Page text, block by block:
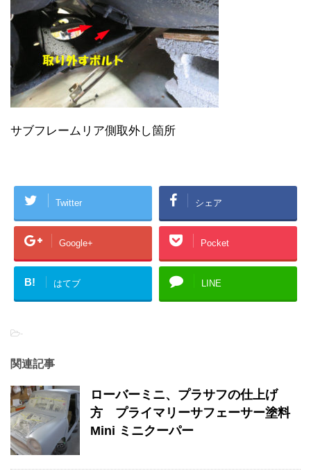
サブフレームリア側取外し箇所
Twitter シェア
Google+ Pocket
B! はてブ LINE
-
関連記事
ローバーミニ、プラサフの仕上げ
方 プライマリーサフェーサー塗料
Mini ミニクーパー